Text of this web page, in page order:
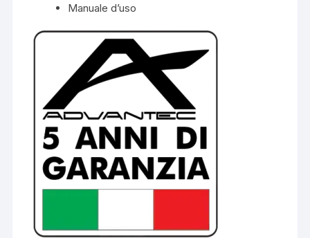
Manuale d’uso